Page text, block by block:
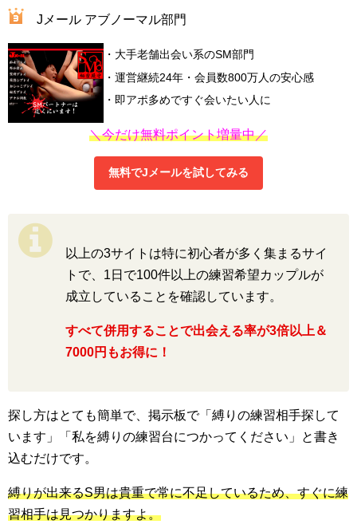
Jメール アブノーマル部門
・大手老舗出会い系のSM部門
・運営継続24年・会員数800万人の安心感
・即アポ多めですぐ会いたい人に
＼今だけ無料ポイント増量中／
無料でJメールを試してみる
以上の3サイトは特に初心者が多く集まるサイ
トで、1日で100件以上の練習希望カップルが
成立していることを確認しています。
すべて併用することで出会える率が3倍以上＆
7000円もお得に！
探し方はとても簡単で、掲示板で「縛りの練習相手探して
います」「私を縛りの練習台につかってください」と書き
込むだけです。
縛りが出来るS男は貴重で常に不足しているため、すぐに練
習相手は見つかりますよ。